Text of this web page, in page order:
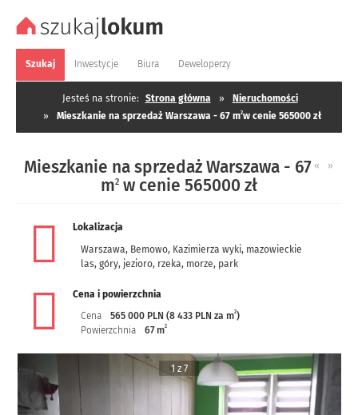
Szukaj Inwestycje Biura Deweloperzy
Jesteś na stronie: Strona główna »
Nieruchomości
»
Mieszkanie na sprzedaż Warszawa - 67 m2w cenie 565000 zł
« »
Mieszkanie na sprzedaż Warszawa - 67
m2 w cenie 565000 zł
Lokalizacja
Warszawa, Bemowo, Kazimierza wyki, mazowieckie
las, góry, jezioro, rzeka, morze, park
Cena i powierzchnia
Cena
565 000 PLN (8 433 PLN za m2)
Powierzchnia
67 m2
1 z 7